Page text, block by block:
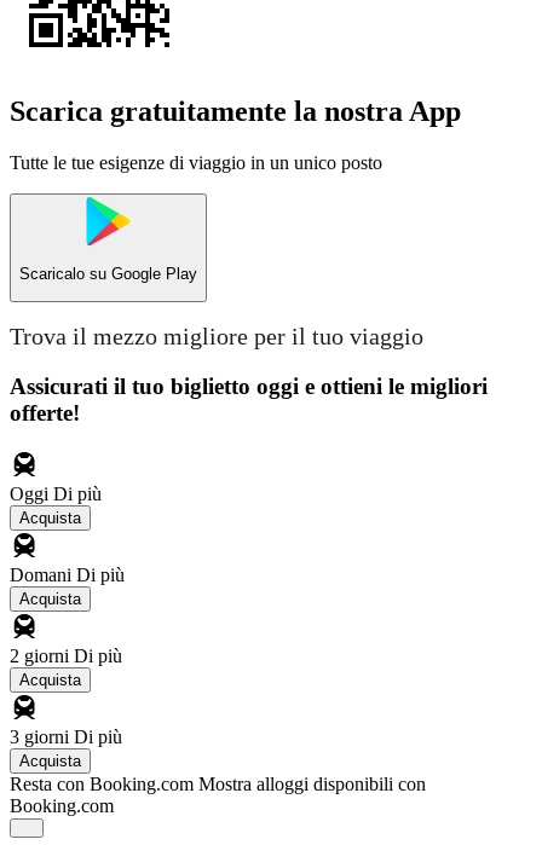
Scarica gratuitamente la nostra App
Tutte le tue esigenze di viaggio in un unico posto
Scaricalo su Google Play
Trova il mezzo migliore per il tuo viaggio
Assicurati il ​​tuo biglietto oggi e ottieni le migliori
offerte!
Oggi Di più
Acquista
Domani Di più
Acquista
2 giorni Di più
Acquista
3 giorni Di più
Acquista
Resta con Booking.com Mostra alloggi disponibili con
Booking.com